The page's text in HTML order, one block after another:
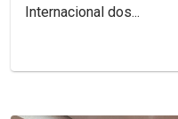
Internacional dos...